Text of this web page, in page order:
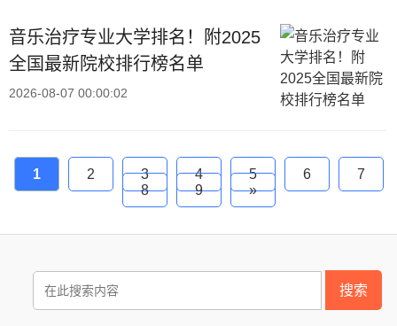
音乐治疗专业大学排名！附2025
全国最新院校排行榜名单
2026-08-07 00:00:02
1 2 3 4 5 6
7
8
9 »
搜索